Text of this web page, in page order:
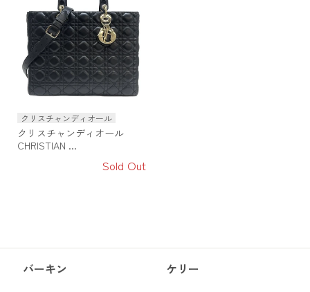
クリスチャンディオール
クリスチャンディオール
CHRISTIAN ...
Sold Out
バーキン ケリー